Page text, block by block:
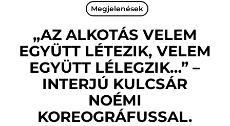
Megjelenések
„AZ ALKOTÁS VELEM
EGYÜTT LÉTEZIK, VELEM
EGYÜTT LÉLEGZIK…” –
INTERJÚ KULCSÁR
NOÉMI
KOREOGRÁFUSSAL.